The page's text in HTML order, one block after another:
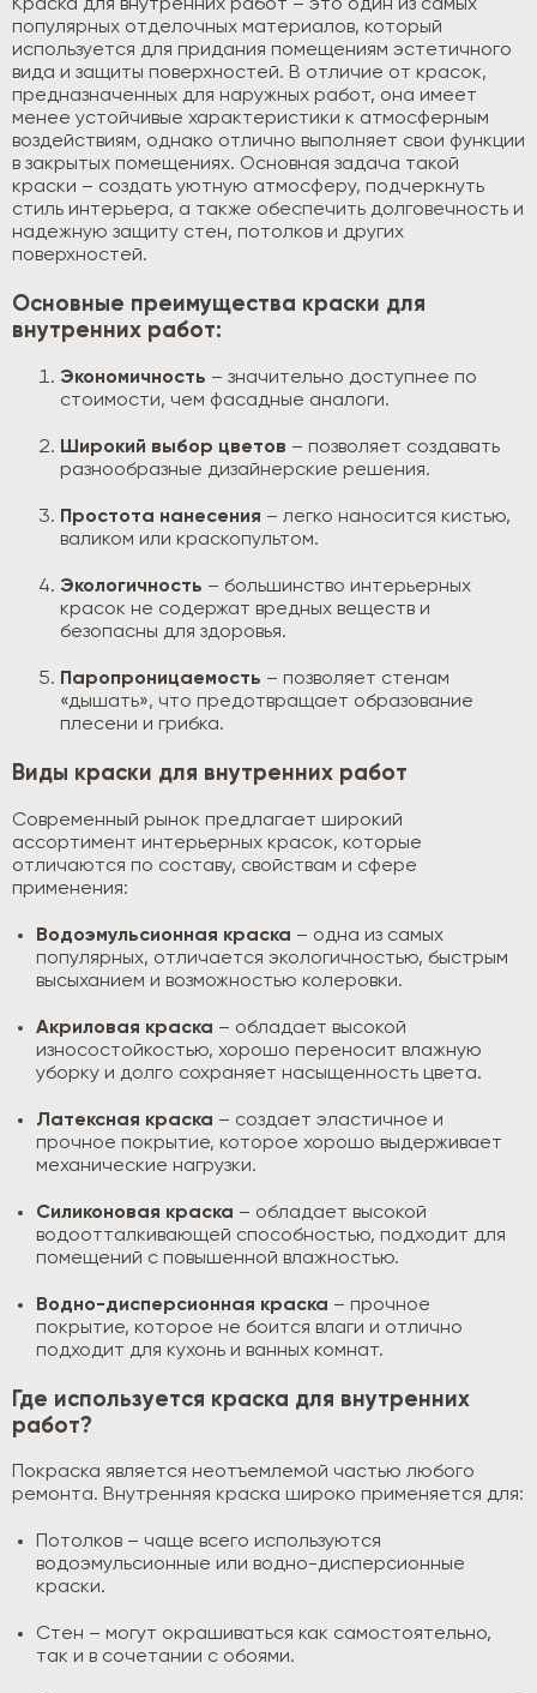
Краска для внутренних работ – это один из самых
популярных отделочных материалов, который
используется для придания помещениям эстетичного
вида и защиты поверхностей. В отличие от красок,
предназначенных для наружных работ, она имеет
менее устойчивые характеристики к атмосферным
воздействиям, однако отлично выполняет свои функции
в закрытых помещениях. Основная задача такой
краски – создать уютную атмосферу, подчеркнуть
стиль интерьера, а также обеспечить долговечность и
надежную защиту стен, потолков и других
поверхностей.
Основные преимущества краски для
внутренних работ:
Экономичность – значительно доступнее по
стоимости, чем фасадные аналоги.
Широкий выбор цветов – позволяет создавать
разнообразные дизайнерские решения.
Простота нанесения – легко наносится кистью,
валиком или краскопультом.
Экологичность – большинство интерьерных
красок не содержат вредных веществ и
безопасны для здоровья.
Паропроницаемость – позволяет стенам
«дышать», что предотвращает образование
плесени и грибка.
Виды краски для внутренних работ
Современный рынок предлагает широкий
ассортимент интерьерных красок, которые
отличаются по составу, свойствам и сфере
применения:
Водоэмульсионная краска – одна из самых
популярных, отличается экологичностью, быстрым
высыханием и возможностью колеровки.
Акриловая краска – обладает высокой
износостойкостью, хорошо переносит влажную
уборку и долго сохраняет насыщенность цвета.
Латексная краска – создает эластичное и
прочное покрытие, которое хорошо выдерживает
механические нагрузки.
Силиконовая краска – обладает высокой
водоотталкивающей способностью, подходит для
помещений с повышенной влажностью.
Водно-дисперсионная краска – прочное
покрытие, которое не боится влаги и отлично
подходит для кухонь и ванных комнат.
Где используется краска для внутренних
работ?
Покраска является неотъемлемой частью любого
ремонта. Внутренняя краска широко применяется для:
Потолков – чаще всего используются
водоэмульсионные или водно-дисперсионные
краски.
Стен – могут окрашиваться как самостоятельно,
так и в сочетании с обоями.